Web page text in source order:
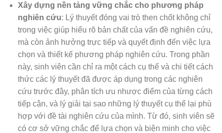
Xây dựng nền tảng vững chắc cho phương pháp
nghiên cứu: Lý thuyết đóng vai trò then chốt không chỉ
trong việc giúp hiểu rõ bản chất của vấn đề nghiên cứu,
mà còn ảnh hưởng trực tiếp và quyết định đến việc lựa
chọn và thiết kế phương pháp nghiên cứu. Trong phần
này, sinh viên cần chỉ ra một cách cụ thể và chi tiết cách
thức các lý thuyết đã được áp dụng trong các nghiên
cứu trước đây, phân tích ưu nhược điểm của từng cách
tiếp cận, và lý giải tại sao những lý thuyết cụ thể lại phù
hợp với đề tài nghiên cứu của mình. Từ đó, sinh viên sẽ
có cơ sở vững chắc để lựa chọn và biện minh cho việc